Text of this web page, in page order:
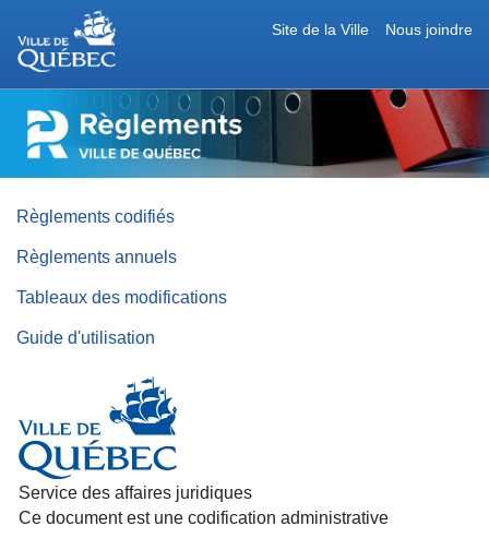
Nous joindre
Site de la Ville
RÈGLEMENTS
DE
QUÉBEC
Règlements codifiés
Règlements annuels
Tableaux des modifications
Guide d'utilisation
Service des affaires juridiques
Ce document est une codification administrative